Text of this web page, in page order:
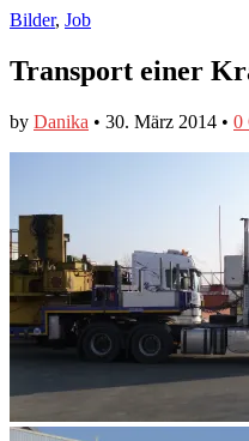
Bilder, Job
Transport einer
by Danika • 30. März 2014 • 0